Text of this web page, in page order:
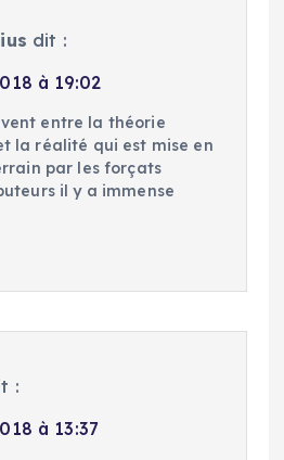
dit :
à 19:02
entre la théorie
la réalité qui est mise en
par les forçats
il y a immense
:
à 13:37